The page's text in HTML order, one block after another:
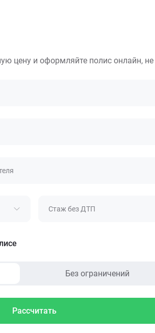
цену и оформляйте полис онлайн,
Стаж без ДТП
Без ограничений
Рассчитать